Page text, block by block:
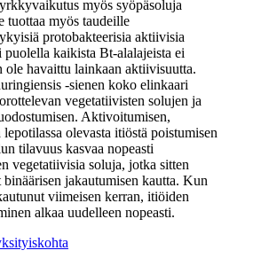
myös syöpäsoluja
tuottaa myös taudeille
protobakteerisia aktiivisia
puolella kaikista Bt-alalajeista ei
ole havaittu lainkaan aktiivisuutta.
-sienen koko elinkaari
vegetatiivisten solujen ja
Aktivoitumisen,
lepotilassa olevasta itiöstä poistumisen
tilavuus kasvaa nopeasti
vegetatiivisia soluja, jotka sitten
binäärisen jakautumisen kautta. Kun
viimeisen kerran, itiöiden
alkaa uudelleen nopeasti.